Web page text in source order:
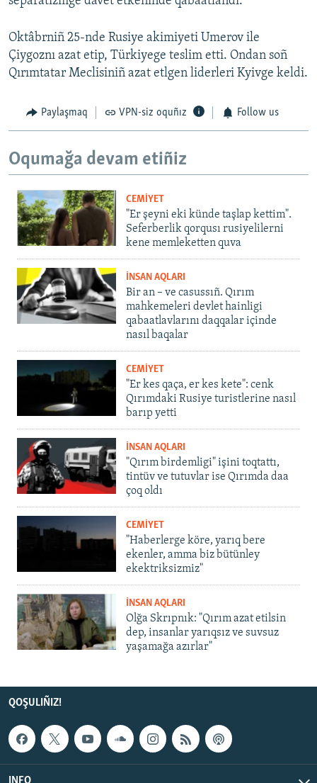
Oktâbrniñ 25-nde Rusiye akimiyeti Umerov ile
Çiygoznı azat etip, Türkiyege teslim etti. Ondan soñ
Qırımtatar Meclisiniñ azat etlgen liderleri Kyivge keldi.
Paylaşmaq VPN-siz oquñız Follow us
Oqumağa devam etiñiz
CEMİYET
"Er şeyni eki künde taşlap kettim".
Seferberlik qorqusı rusiyelilerni
kene memleketten quva
İNSAN AQLARI
Bir an – ve casussıñ. Qırım
mahkemeleri devlet hainligi
qabaatlavlarını daqqalar içinde
nasıl baqalar
CEMİYET
"Er kes qaça, er kes kete": cenk
Qırımdaki Rusiye turistlerine nasıl
barıp yetti
İNSAN AQLARI
"Qırım birdemligi" işini toqtattı,
tintüv ve tutuvlar ise Qırımda daa
çoq oldı
CEMİYET
"Haberlerge köre, yarıq bere
ekenler, amma biz bütünley
ekektriksizmiz"
İNSAN AQLARI
Olğa Skrıpnık: "Qırım azat etilsin
dep, insanlar yarıqsız ve suvsuz
yaşamağa azırlar"
QOŞULIÑIZ!
INFO